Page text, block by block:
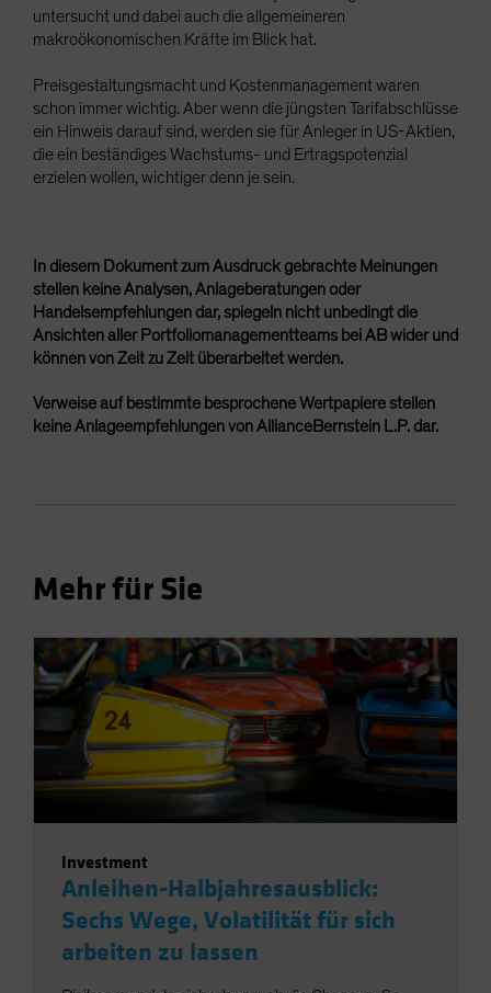
untersucht und dabei auch die allgemeineren
makroökonomischen Kräfte im Blick hat.
Preisgestaltungsmacht und Kostenmanagement waren
schon immer wichtig. Aber wenn die jüngsten Tarifabschlüsse
ein Hinweis darauf sind, werden sie für Anleger in US-Aktien,
die ein beständiges Wachstums- und Ertragspotenzial
erzielen wollen, wichtiger denn je sein.
In diesem Dokument zum Ausdruck gebrachte Meinungen
stellen keine Analysen, Anlageberatungen oder
Handelsempfehlungen dar, spiegeln nicht unbedingt die
Ansichten aller Portfoliomanagementteams bei AB wider und
können von Zeit zu Zeit überarbeitet werden.
Verweise auf bestimmte besprochene Wertpapiere stellen
keine Anlageempfehlungen von AllianceBernstein L.P. dar.
Mehr für Sie
Investment
Anleihen-Halbjahresausblick:
Sechs Wege, Volatilität für sich
arbeiten zu lassen